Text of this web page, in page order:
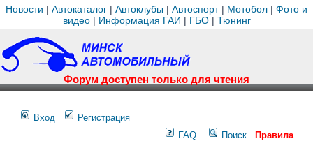
Новости | Автокаталог | Автоклубы | Автоспорт| Мотобол | Фото и
видео| Информация ГАИ | ГБО| Тюнинг
Форум доступен только для чтения
Вход
Регистрация
FAQ
Поиск Правила